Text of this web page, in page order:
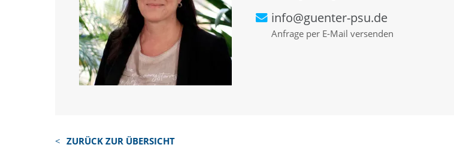
info@guenter-psu.de
Anfrage per E-Mail versenden
ZURÜCK ZUR ÜBERSICHT